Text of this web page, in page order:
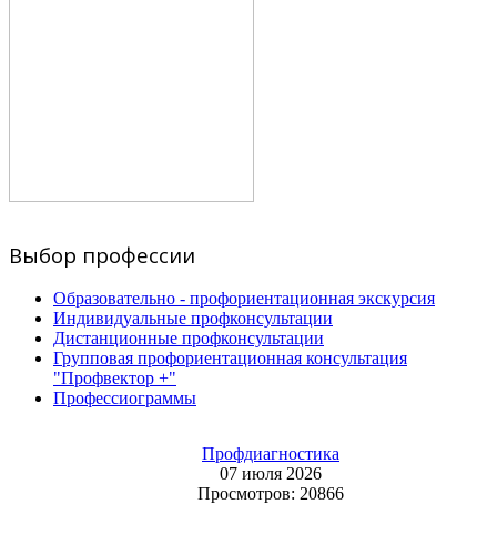
Выбор профессии
Образовательно - профориентационная экскурсия
Индивидуальные профконсультации
Дистанционные профконсультации
Групповая профориентационная консультация
"Профвектор +"
Профессиограммы
Профдиагностика
07 июля 2026
Просмотров: 20866